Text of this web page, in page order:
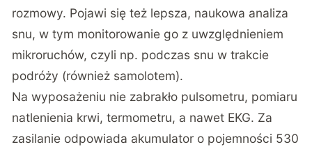
rozmowy. Pojawi się też lepsza, naukowa analiza
snu, w tym monitorowanie go z uwzględnieniem
mikroruchów, czyli np. podczas snu w trakcie
podróży (również samolotem).
Na wyposażeniu nie zabrakło pulsometru, pomiaru
natlenienia krwi, termometru, a nawet EKG. Za
zasilanie odpowiada akumulator o pojemności 530